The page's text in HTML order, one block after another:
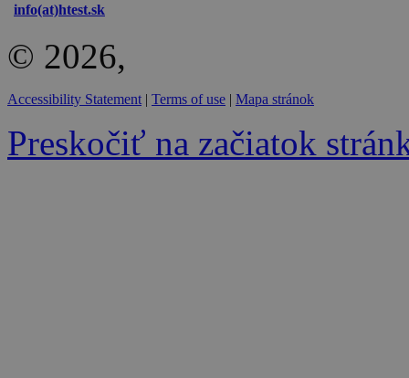
info(at)htest.sk
© 2026,
Accessibility Statement | Terms of use | Mapa stránok
Preskočiť na začiatok